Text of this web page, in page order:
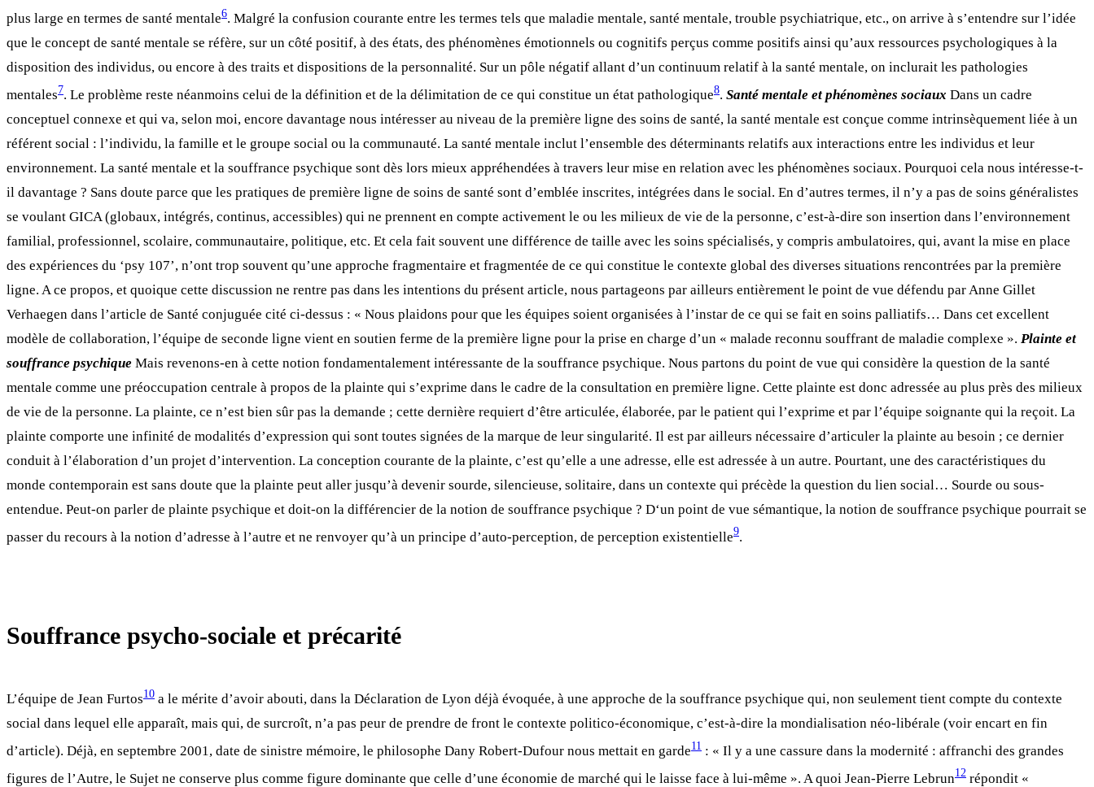
plus large en termes de santé mentale6. Malgré la confusion courante entre les termes tels que maladie mentale, santé mentale, trouble psychiatrique, etc., on arrive à s’entendre sur l’idée
que le concept de santé mentale se réfère, sur un côté positif, à des états, des phénomènes émotionnels ou cognitifs perçus comme positifs ainsi qu’aux ressources psychologiques à la
disposition des individus, ou encore à des traits et dispositions de la personnalité. Sur un pôle négatif allant d’un continuum relatif à la santé mentale, on inclurait les pathologies
mentales7. Le problème reste néanmoins celui de la définition et de la délimitation de ce qui constitue un état pathologique8. Santé mentale et phénomènes sociaux Dans un cadre
conceptuel connexe et qui va, selon moi, encore davantage nous intéresser au niveau de la première ligne des soins de santé, la santé mentale est conçue comme intrinsèquement liée à un
référent social : l’individu, la famille et le groupe social ou la communauté. La santé mentale inclut l’ensemble des déterminants relatifs aux interactions entre les individus et leur
environnement. La santé mentale et la souffrance psychique sont dès lors mieux appréhendées à travers leur mise en relation avec les phénomènes sociaux. Pourquoi cela nous intéresse-t-
il davantage ? Sans doute parce que les pratiques de première ligne de soins de santé sont d’emblée inscrites, intégrées dans le social. En d’autres termes, il n’y a pas de soins généralistes
se voulant GICA (globaux, intégrés, continus, accessibles) qui ne prennent en compte activement le ou les milieux de vie de la personne, c’est-à-dire son insertion dans l’environnement
familial, professionnel, scolaire, communautaire, politique, etc. Et cela fait souvent une différence de taille avec les soins spécialisés, y compris ambulatoires, qui, avant la mise en place
des expériences du ‘psy 107’, n’ont trop souvent qu’une approche fragmentaire et fragmentée de ce qui constitue le contexte global des diverses situations rencontrées par la première
ligne. A ce propos, et quoique cette discussion ne rentre pas dans les intentions du présent article, nous partageons par ailleurs entièrement le point de vue défendu par Anne Gillet
Verhaegen dans l’article de Santé conjuguée cité ci-dessus : « Nous plaidons pour que les équipes soient organisées à l’instar de ce qui se fait en soins palliatifs… Dans cet excellent
modèle de collaboration, l’équipe de seconde ligne vient en soutien ferme de la première ligne pour la prise en charge d’un « malade reconnu souffrant de maladie complexe ». Plainte et
souffrance psychique Mais revenons-en à cette notion fondamentalement intéressante de la souffrance psychique. Nous partons du point de vue qui considère la question de la santé
mentale comme une préoccupation centrale à propos de la plainte qui s’exprime dans le cadre de la consultation en première ligne. Cette plainte est donc adressée au plus près des milieux
de vie de la personne. La plainte, ce n’est bien sûr pas la demande ; cette dernière requiert d’être articulée, élaborée, par le patient qui l’exprime et par l’équipe soignante qui la reçoit. La
plainte comporte une infinité de modalités d’expression qui sont toutes signées de la marque de leur singularité. Il est par ailleurs nécessaire d’articuler la plainte au besoin ; ce dernier
conduit à l’élaboration d’un projet d’intervention. La conception courante de la plainte, c’est qu’elle a une adresse, elle est adressée à un autre. Pourtant, une des caractéristiques du
monde contemporain est sans doute que la plainte peut aller jusqu’à devenir sourde, silencieuse, solitaire, dans un contexte qui précède la question du lien social… Sourde ou sous-
entendue. Peut-on parler de plainte psychique et doit-on la différencier de la notion de souffrance psychique ? D‘un point de vue sémantique, la notion de souffrance psychique pourrait se
passer du recours à la notion d’adresse à l’autre et ne renvoyer qu’à un principe d’auto-perception, de perception existentielle9.
Souffrance psycho-sociale et précarité
L’équipe de Jean Furtos10 a le mérite d’avoir abouti, dans la Déclaration de Lyon déjà évoquée, à une approche de la souffrance psychique qui, non seulement tient compte du contexte
social dans lequel elle apparaît, mais qui, de surcroît, n’a pas peur de prendre de front le contexte politico-économique, c’est-à-dire la mondialisation néo-libérale (voir encart en fin
d’article). Déjà, en septembre 2001, date de sinistre mémoire, le philosophe Dany Robert-Dufour nous mettait en garde11 : « Il y a une cassure dans la modernité : affranchi des grandes
figures de l’Autre, le Sujet ne conserve plus comme figure dominante que celle d’une économie de marché qui le laisse face à lui-même ». A quoi Jean-Pierre Lebrun12 répondit «